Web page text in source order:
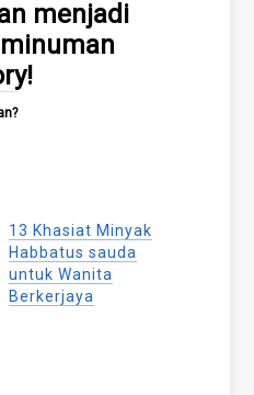
menjadi
13 Khasiat Minyak
Habbatus sauda
untuk Wanita
Berkerjaya